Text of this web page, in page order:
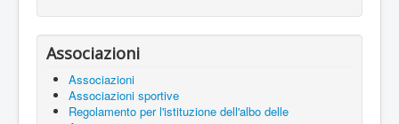
Associazioni
Associazioni
Associazioni sportive
Regolamento per l'istituzione dell'albo delle